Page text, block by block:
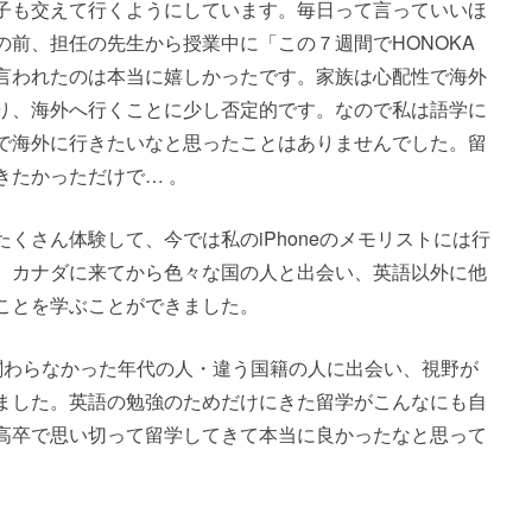
交えて行くようにしています。毎日って言っていいほ
、担任の先生から授業中に「この７週間でHONOKA
れたのは本当に嬉しかったです。家族は心配性で海外
海外へ行くことに少し否定的です。なので私は語学に
外に行きたいなと思ったことはありませんでした。留
かっただけで… 。
さん体験して、今では私のiPhoneのメモリストには行
ナダに来てから色々な国の人と出会い、英語以外に他
を学ぶことができました。
らなかった年代の人・違う国籍の人に出会い、視野が
た。英語の勉強のためだけにきた留学がこんなにも自
で思い切って留学してきて本当に良かったなと思って